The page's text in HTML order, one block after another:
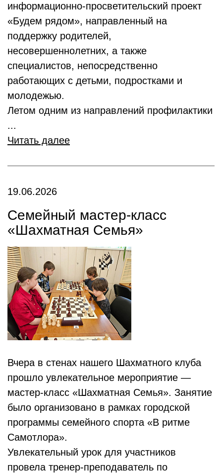
информационно-просветительский проект
«Будем рядом», направленный на
поддержку родителей,
несовершеннолетних, а также
специалистов, непосредственно
работающих с детьми, подростками и
молодежью.
Летом одним из направлений профилактики
...
Читать далее
19.06.2026
Семейный мастер-класс
«Шахматная Семья»
Вчера в стенах нашего Шахматного клуба
прошло увлекательное мероприятие —
мастер-класс «Шахматная Семья». Занятие
было организовано в рамках городской
программы семейного спорта «В ритме
Самотлора».
Увлекательный урок для участников
провела тренер-преподаватель по